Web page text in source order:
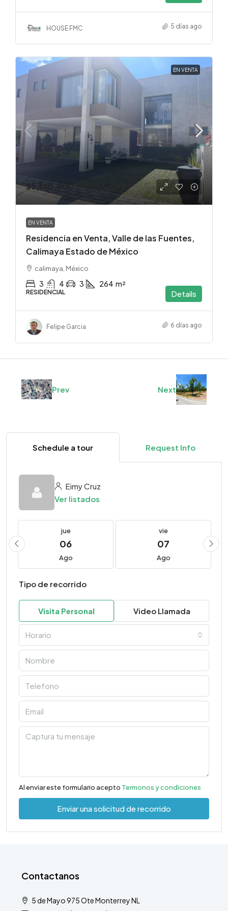
HOUSE FMC 5 días ago
EN VENTA
$5,140,000
EN VENTA
Residencia en Venta, Valle de las Fuentes,
Calimaya Estado de México
calimaya, México
3 4 3 264 m²
RESIDENCIAL Details
Felipe Garcia 6 días ago
Prev Next
Schedule a tour Request Info
Eimy Cruz
Ver listados
jue
06
Ago
vie
07
Ago
Tipo de recorrido
Visita Personal Video Llamada
Horario
Al enviar este formulario acepto Termonos y condiciones
Enviar una solicitud de recorrido
Contactanos
5 de Mayo 975 Ote Monterrey NL